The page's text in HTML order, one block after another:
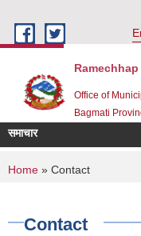
Office of
Bagmati
समाचार
You are here
Home » Contact
Contact